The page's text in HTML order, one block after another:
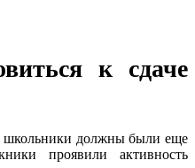
к сдаче
школьники должны были еще
проявили активность